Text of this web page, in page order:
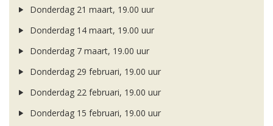
Donderdag 21 maart, 19.00 uur
Donderdag 14 maart, 19.00 uur
Donderdag 7 maart, 19.00 uur
Donderdag 29 februari, 19.00 uur
Donderdag 22 februari, 19.00 uur
Donderdag 15 februari, 19.00 uur